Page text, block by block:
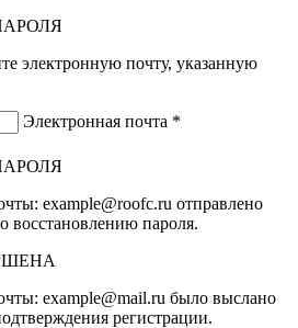
электронную почту, указанную
Электронная почта *
example@roofc.ru отправлено
восстановлению пароля.
example@mail.ru было выслано
регистрации.